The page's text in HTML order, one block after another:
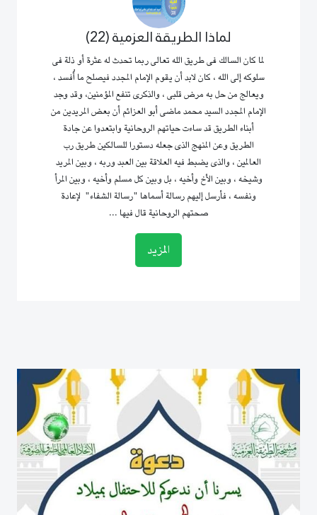
لماذا الطريقة العزمية (22)
لما كان السالك فى طريق الله تعالى ربما تحدث له عثرة أو ذلة فى
سلوكه إلى الله ، كان لابد أن يقوم الإمام المجدد فيصلح ما أُفسد ،
ويعالج من حل به مرض قلبى ، والذكرى تنفع المؤمنين، وقد وجد
الإمام المجدد السيد محمد ماضى أبو العزائم أن بعض المريدين من
أبناء الطريق قد ساءت حياتهم الروحانية وابتعدوا عن جادة
الطريق وعن المنهج الذى جعله دستورا للسالكين طريق رب
العالمين ، والذى يضبط فيه العلاقة بين العبد وربه ، وبين المريد
وشيخه ، وبين الأخ وأخيه ، بل وبين كل مسلم وأخيه ، وبين المرأ
ونفسه ، فأرسل إليهم رسالة أسماها "رسالة الشفاء" لإعادة
صحتهم الروحانية قال فيها ...
المزيد